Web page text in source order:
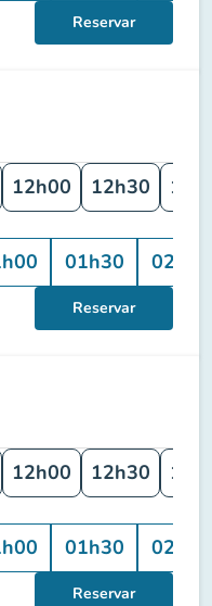
Reservar
12h00 12h30
01h30 02h00
Reservar
12h00 12h30
01h30 02h00
Reservar